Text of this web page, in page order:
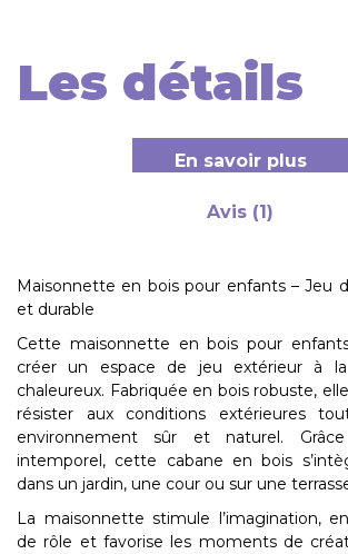
Les détails
En savoir plus
Avis (1)
Maisonnette en bois pour enfants – Jeu
et durable
Cette maisonnette en bois pour
créer un espace de jeu extérieur à
chaleureux. Fabriquée en bois robuste,
résister aux conditions extérieures
environnement sûr et naturel.
intemporel, cette cabane en bois
dans un jardin, une cour ou sur une
La maisonnette stimule l’imagination,
de rôle et favorise les moments de